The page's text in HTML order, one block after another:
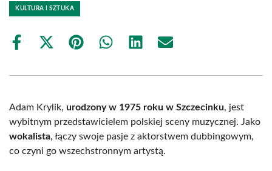
KULTURA I SZTUKA
Share
Share
(Twitter)
Share Share Share Share
Adam Krylik, urodzony w 1975 roku w Szczecinku, jest
wybitnym przedstawicielem polskiej sceny muzycznej. Jako
wokalista, łączy swoje pasje z aktorstwem dubbingowym,
co czyni go wszechstronnym artystą.